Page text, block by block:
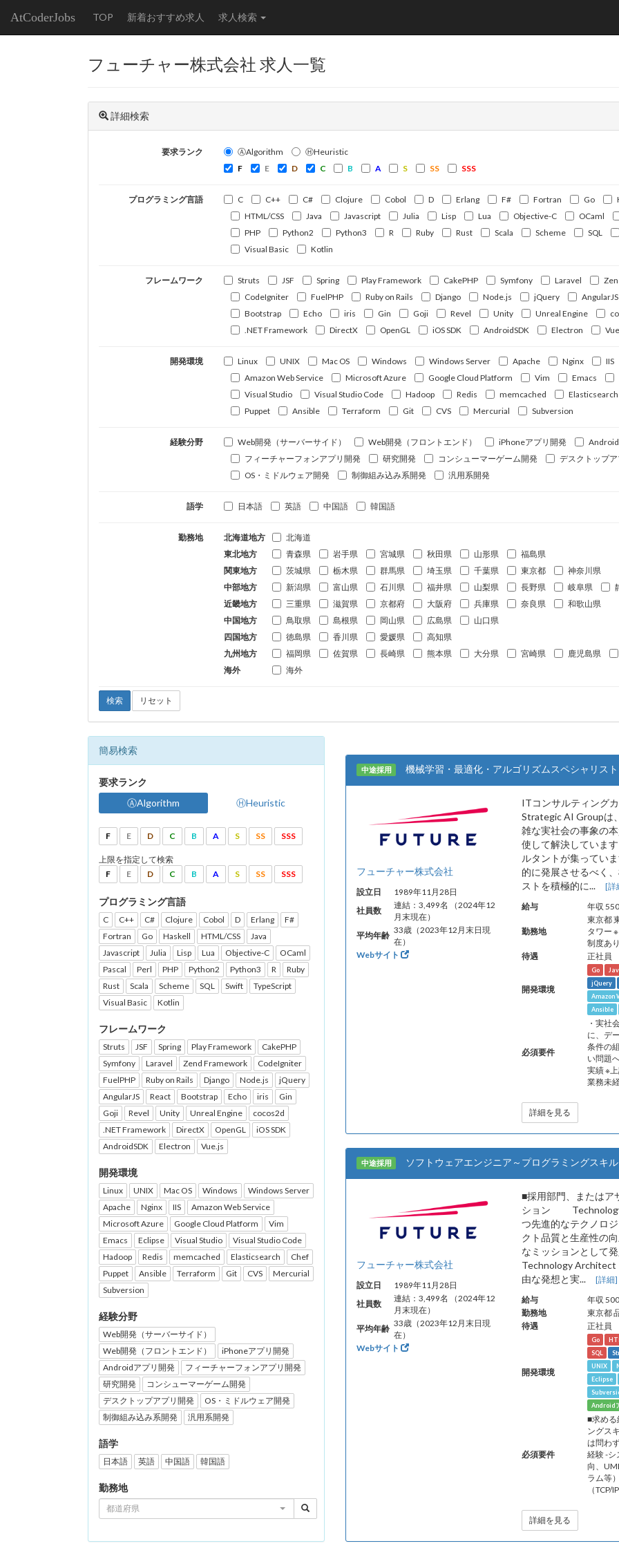
AtCoderJobs TOP 新着おすすめ求人 求人検索
フューチャー株式会社 求人一覧
詳細検索
要求ランク ⒶAlgorithm
ⒽHeuristic
F
E D C B A S SS SSS
プログラミング言語 C C++ C# Clojure Cobol D Erlang F# Fortran Go
HTML/CSS
Java Javascript Julia Lisp Lua Objective-C
OCaml
PHP
Python2 Python3 R Ruby Rust Scala Scheme
SQL
Visual Basic
Kotlin
フレームワーク Struts JSF Spring Play Framework CakePHP Symfony Laravel
CodeIgniter
FuelPHP Ruby on Rails Django Node.js jQuery
AngularJS
Bootstrap
Echo iris Gin Goji Revel Unity Unreal Engine
.NET Framework
DirectX OpenGL iOS SDK AndroidSDK Electron
開発環境 Linux UNIX Mac OS Windows Windows Server Apache Nginx
IIS
Amazon Web Service
Microsoft Azure Google Cloud Platform Vim
Emacs
Visual Studio
Visual Studio Code Hadoop Redis memcached
Elasticsearch
Puppet
Ansible Terraform Git CVS Mercurial Subversion
経験分野 Web開発（サーバーサイド） Web開発（フロントエンド） iPhoneアプリ開発
フィーチャーフォンアプリ開発
研究開発 コンシューマーゲーム開発
デスクトップ
OS・ミドルウェア開発
制御組み込み系開発 汎用系開発
語学 日本語 英語 中国語 韓国語
勤務地 北海道地方
北海道
東北地方
青森県 岩手県 宮城県 秋田県 山形県
福島県
関東地方
茨城県 栃木県 群馬県 埼玉県 千葉県 東京都
神奈川県
中部地方
新潟県 富山県 石川県 福井県 山梨県 長野県 岐阜県
近畿地方
三重県 滋賀県 京都府 大阪府 兵庫県 奈良県
和歌山県
中国地方
鳥取県 島根県 岡山県 広島県
山口県
四国地方
徳島県 香川県 愛媛県
高知県
九州地方
福岡県 佐賀県 長崎県 熊本県 大分県 宮崎県
鹿児島県
海外
海外
検索 リセット
簡易検索
要求ランク
ⒶAlgorithm
ⒽHeuristic
F E D C B A S SS SSS
上限を指定して検索
F
E D C B A S SS SSS
プログラミング言語
C C++ C# Clojure Cobol D Erlang
F#
Fortran
Go Haskell HTML/CSS
Java
Javascript
Julia Lisp Lua Objective-C
OCaml
Pascal
Perl PHP Python2 Python3 R
Ruby
Rust
Scala Scheme SQL Swift
TypeScript
Visual Basic
Kotlin
フレームワーク
Struts JSF Spring Play Framework
CakePHP
Symfony
Laravel Zend Framework
CodeIgniter
FuelPHP
Ruby on Rails Django Node.js
jQuery
AngularJS
React Bootstrap Echo iris
Gin
Goji
Revel Unity Unreal Engine
cocos2d
.NET Framework
DirectX OpenGL
iOS SDK
AndroidSDK
Electron Vue.js
開発環境
Linux UNIX Mac OS Windows
Windows Server
Apache
Nginx IIS
Amazon Web Service
Microsoft Azure
Google Cloud Platform
Vim
Emacs
Eclipse Visual Studio
Visual Studio Code
Hadoop
Redis memcached Elasticsearch
Chef
Puppet
Ansible Terraform Git CVS
Mercurial
Subversion
経験分野
Web開発（サーバーサイド）
Web開発（フロントエンド）
iPhoneアプリ開発
Androidアプリ開発
フィーチャーフォンアプリ開発
研究開発
コンシューマーゲーム開発
デスクトップアプリ開発
OS・ミドルウェア開発
制御組み込み系開発
汎用系開発
語学
日本語 英語 中国語 韓国語
勤務地
都道府県
中途採用 機械学習・最適化・アルゴリズムスペシャリスト
フューチャー株式会社
設立日
1989年11月28日
社員数
連結：3,499名 （2024年12
月末現在）
平均年齢
33歳（2023年12月末日現
在）
Webサイト
ITコンサルティング
Strategic AI Groupは
雑な実社会の事象の
使して解決していま
ルタントが集ってい
的に発展させるべく
ストを積極的に... [詳
給与
年収
勤務地
東京都
タワー
制度あ
待遇
正社員
開発環境
Go
jQuery
Amazon
Ansible
必須要件
・実社
に、デ
条件の
い問題
実績 ※
業務未
詳細を見る
中途採用 ソフトウェアエンジニア～プログラミングスキ
フューチャー株式会社
設立日
1989年11月28日
社員数
連結：3,499名 （2024年12
月末現在）
平均年齢
33歳（2023年12月末日現
在）
Webサイト
■採用部門、または
ション Technology
つ先進的なテクノロ
クト品質と生産性の
なミッションとして
Technology Architect
由な発想と実... [詳細]
給与
年収
勤務地
東京都
待遇
正社員
開発環境
Go
SQL
UNIX
Eclipse
Android
必須要件
■求め
ングス
は問わ
経験 -
向、
ラム等
（
詳細を見る